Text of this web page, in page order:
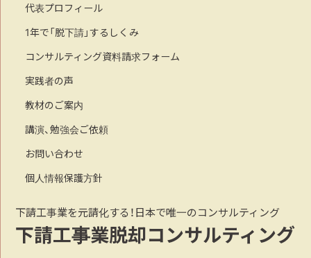
代表プロフィール
1年で「脱下請」するしくみ
コンサルティング資料請求フォーム
実践者の声
教材のご案内
講演、勉強会ご依頼
お問い合わせ
個人情報保護方針
下請工事業を元請化する！日本で唯一のコンサルティング
下請工事業脱却コンサルティング